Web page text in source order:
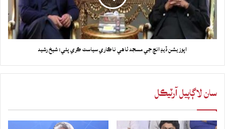
اپوزيشن ڏيڍ انچ جي مسجد ٺاهي ناڪاري سياست ڪري پئي: شيخ رشيد
سان لاڳاپيل آرٽيڪل